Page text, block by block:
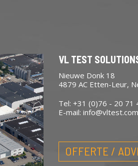
VL TEST
Nieuwe Donk 18
4879 AC Etten-Leur,
Tel: +31 (0)76 - 20 71
E-mail: info@vltest.com
OFFERTE /